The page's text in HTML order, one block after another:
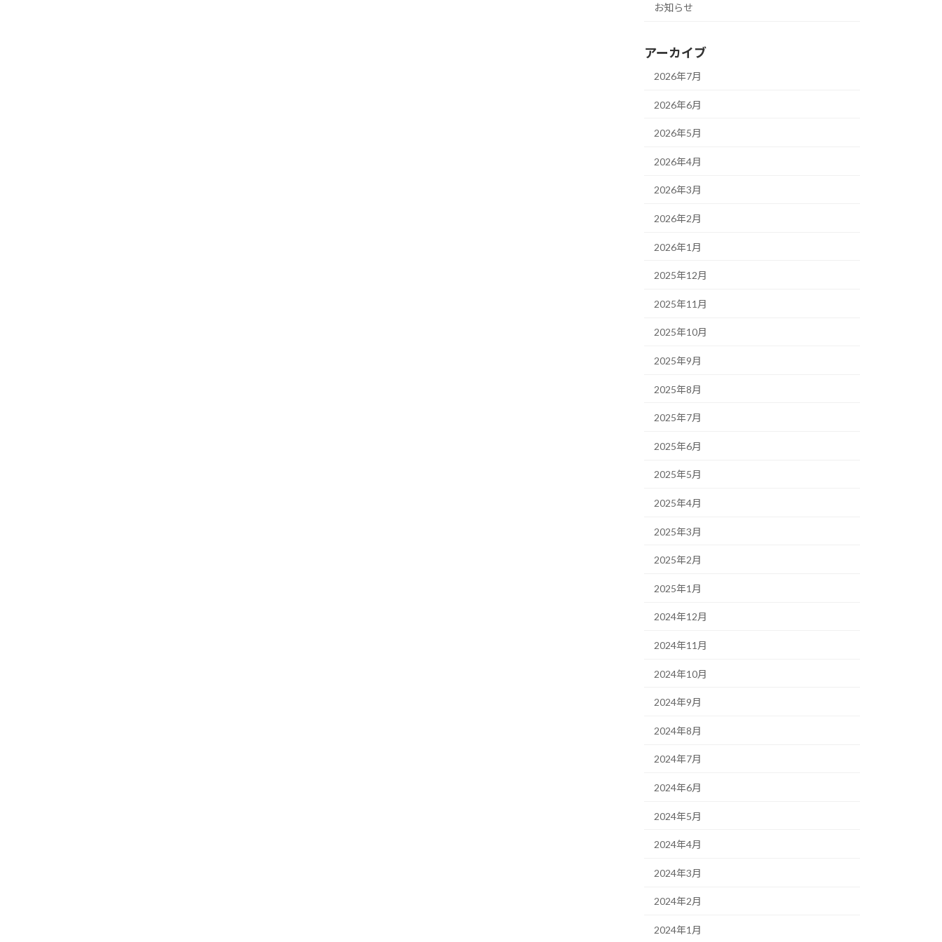
お知らせ
アーカイブ
2026年7月
2026年6月
2026年5月
2026年4月
2026年3月
2026年2月
2026年1月
2025年12月
2025年11月
2025年10月
2025年9月
2025年8月
2025年7月
2025年6月
2025年5月
2025年4月
2025年3月
2025年2月
2025年1月
2024年12月
2024年11月
2024年10月
2024年9月
2024年8月
2024年7月
2024年6月
2024年5月
2024年4月
2024年3月
2024年2月
2024年1月